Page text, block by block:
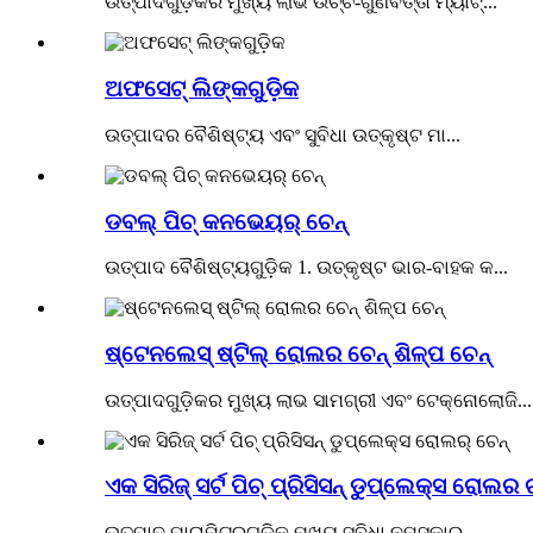
ଅଫସେଟ୍ ଲିଙ୍କଗୁଡ଼ିକ
ଉତ୍ପାଦର ବୈଶିଷ୍ଟ୍ୟ ଏବଂ ସୁବିଧା ଉତ୍କୃଷ୍ଟ ମା...
ଡବଲ୍ ପିଚ୍ କନଭେୟର୍ ଚେନ୍
ଉତ୍ପାଦ ବୈଶିଷ୍ଟ୍ୟଗୁଡ଼ିକ 1. ଉତ୍କୃଷ୍ଟ ଭାର-ବାହକ କ...
ଷ୍ଟେନଲେସ୍ ଷ୍ଟିଲ୍ ରୋଲର ଚେନ୍ ଶିଳ୍ପ ଚେନ୍
ଉତ୍ପାଦଗୁଡ଼ିକର ମୁଖ୍ୟ ଲାଭ ସାମଗ୍ରୀ ଏବଂ ଟେକ୍ନୋଲୋଜି...
ଏକ ସିରିଜ୍ ସର୍ଟ ପିଚ୍ ପ୍ରିସିସନ୍ ଡୁପ୍ଲେକ୍ସ ରୋଲର